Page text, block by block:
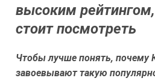
высоким
стоит посмотреть
Чтобы лучше понять, почему
завоевывают такую